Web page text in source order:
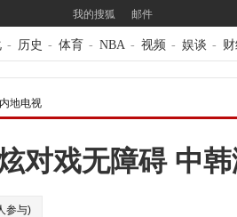
我的搜狐 邮件
- 历史 - 体育 - NBA - 视频 - 娱谈 -
内地电视
对戏无障碍 中
参与)